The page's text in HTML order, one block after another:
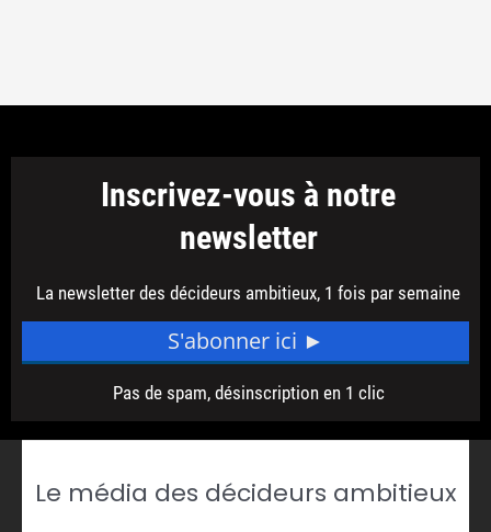
Le média des décideurs ambitieux